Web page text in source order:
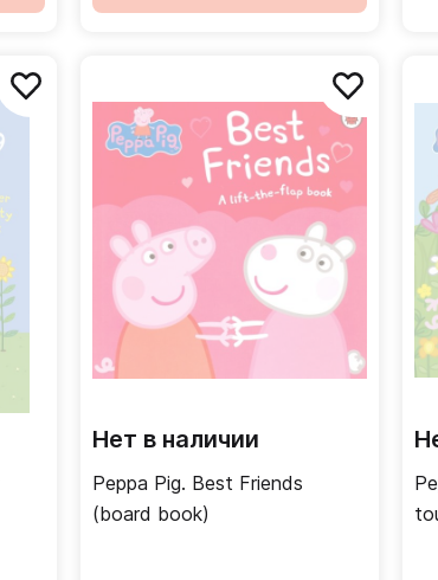
Нет в наличии
Peppa Pig. Best Friends
(board book)